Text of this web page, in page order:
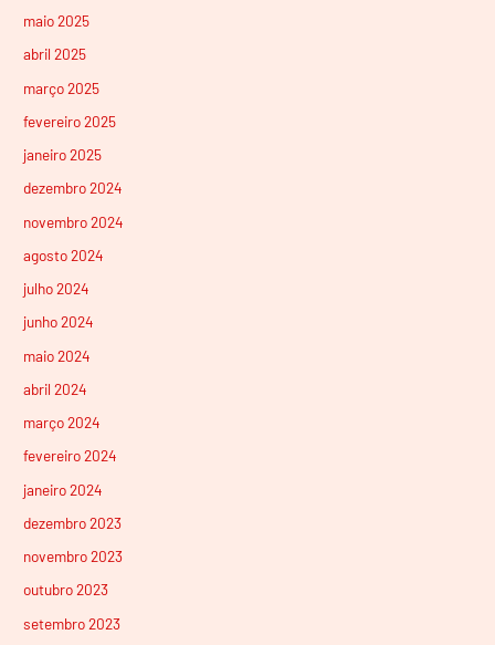
maio 2025
abril 2025
março 2025
fevereiro 2025
janeiro 2025
dezembro 2024
novembro 2024
agosto 2024
julho 2024
junho 2024
maio 2024
abril 2024
março 2024
fevereiro 2024
janeiro 2024
dezembro 2023
novembro 2023
outubro 2023
setembro 2023